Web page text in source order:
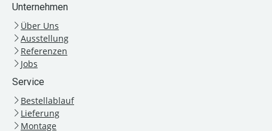
Unternehmen
Über Uns
Ausstellung
Referenzen
Jobs
Service
Bestellablauf
Lieferung
Montage